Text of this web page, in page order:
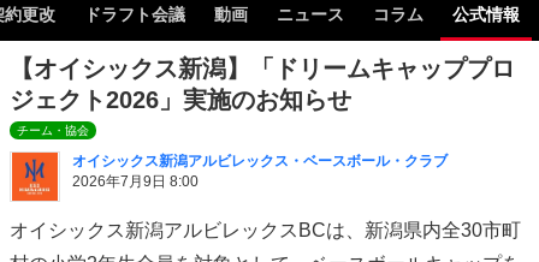
約更改 ドラフト会議 動画 ニュース コラム 公式情報
【オイシックス新潟】「ドリームキャッププロ
ジェクト2026」実施のお知らせ
チーム・協会
オイシックス新潟アルビレックス・ベースボール・クラブ
2026年7月9日 8:00
オイシックス新潟アルビレックスBCは、新潟県内全30市町